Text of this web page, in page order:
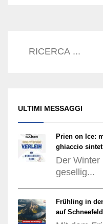
ULTIMI MESSAGGI
Prien on Ice:
ghiaccio
Der Winter
gesellig...
Frühling in
auf